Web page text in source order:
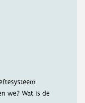
we? Wat is de